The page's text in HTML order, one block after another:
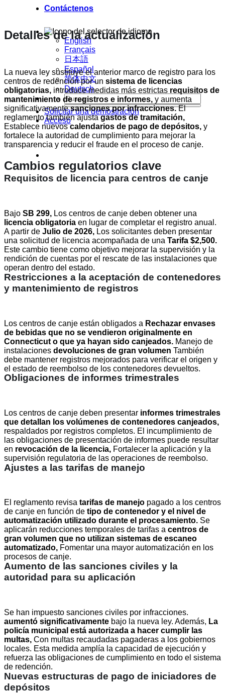
Contáctenos
English
Français
日本語
Español
简体中文
Deutsch
Solicitar una demostración
Acceso
Detalles de la actualización
La nueva ley sustituye el anterior marco de registro para los
centros de redención por un sistema de licencias
obligatorias, introduce medidas más estrictas requisitos de
mantenimiento de registros e informes, y aumenta
significativamentesanciones por infracciones.El
reglamento también ajustagastos de tramitación,
Establece nuevoscalendarios de pago de depósitos, y
fortalece la autoridad de cumplimiento para mejorar la
transparencia y reducir el fraude en el proceso de canje.
Cambios regulatorios clave
Requisitos de licencia para centros de canje
Bajo SB 299, Los centros de canje deben obtener una
licencia obligatoria en lugar de completar el registro anual.
A partir de Julio de 2026, Los solicitantes deben presentar
una solicitud de licencia acompañada de una Tarifa $2,500.
Este cambio tiene como objetivo mejorar la supervisión y la
rendición de cuentas por el rescate de las instalaciones que
operan dentro del estado.
Restricciones a la aceptación de contenedores
y mantenimiento de registros
Los centros de canje están obligados a Rechazar envases
de bebidas que no se vendieron originalmente en
Connecticut o que ya hayan sido canjeados. Manejo de
instalaciones devoluciones de gran volumen También
debe mantener registros mejorados para verificar el origen y
el estado de reembolso de los contenedores devueltos.
Obligaciones de informes trimestrales
Los centros de canje deben presentar informes trimestrales
que detallan los volúmenes de contenedores canjeados,
respaldados por registros completos. El incumplimiento de
las obligaciones de presentación de informes puede resultar
en revocación de la licencia, Fortalecer la aplicación y la
supervisión regulatoria de las operaciones de reembolso.
Ajustes a las tarifas de manejo
El reglamento revisa tarifas de manejo pagado a los centros
de canje en función de tipo de contenedor y el nivel de
automatización utilizado durante el procesamiento. Se
aplicarán reducciones temporales de tarifas a centros de
gran volumen que no utilizan sistemas de escaneo
automatizado, Fomentar una mayor automatización en los
procesos de canje.
Aumento de las sanciones civiles y la
autoridad para su aplicación
Se han impuesto sanciones civiles por infracciones.
aumentó significativamente bajo la nueva ley. Además, La
policía municipal está autorizada a hacer cumplir las
multas, Con multas recaudadas pagaderas a los gobiernos
locales. Esta medida amplía la capacidad de ejecución y
refuerza las obligaciones de cumplimiento en todo el sistema
de redención.
Nuevas estructuras de pago de iniciadores de
depósitos